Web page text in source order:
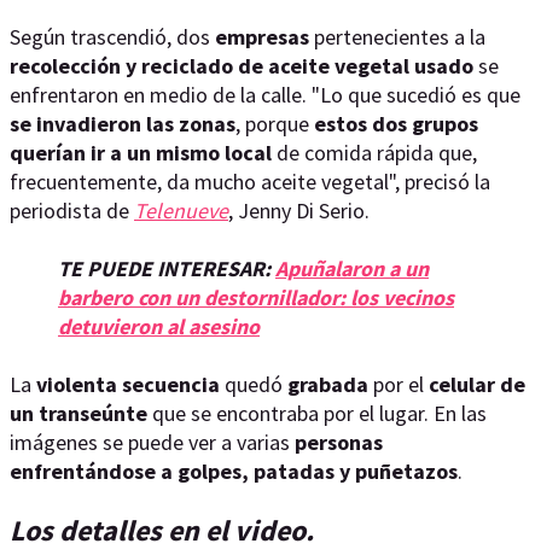
Según trascendió, dos empresas pertenecientes a la
recolección y reciclado de aceite vegetal usadose
enfrentaron en medio de la calle. "Lo que sucedió es que
se invadieron las zonas, porque estos dos grupos
querían ir a un mismo local de comida rápida que,
frecuentemente, da mucho aceite vegetal", precisó la
periodista de Telenueve, Jenny Di Serio.
TE PUEDE INTERESAR:Apuñalaron a un
barbero con un destornillador: los vecinos
detuvieron al asesino
La violenta secuencia quedó grabada por el celular de
un transeúnte que se encontraba por el lugar. En las
imágenes se puede ver a varias personas
enfrentándose a golpes, patadas y puñetazos.
Los detalles en el video.